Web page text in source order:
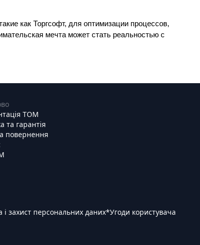
как Торгсофт, для оптимизации процессов,
мечта может стать реальностью с
ТОМ
та гарантія
повернення
і захист персональних даних*Угоди користувача